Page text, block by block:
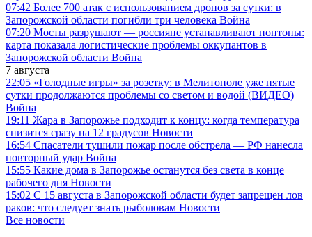
07:42 Более 700 атак с использованием дронов за сутки: в
Запорожской области погибли три человека Война
07:20 Мосты разрушают — россияне устанавливают понтоны:
карта показала логистические проблемы оккупантов в
Запорожской области Война
7 августа
22:05 «Голодные игры» за розетку: в Мелитополе уже пятые
сутки продолжаются проблемы со светом и водой (ВИДЕО)
Война
19:11 Жара в Запорожье подходит к концу: когда температура
снизится сразу на 12 градусов Новости
16:54 Спасатели тушили пожар после обстрела — РФ нанесла
повторный удар Война
15:55 Какие дома в Запорожье останутся без света в конце
рабочего дня Новости
15:02 С 15 августа в Запорожской области будет запрещен лов
раков: что следует знать рыболовам Новости
Все новости